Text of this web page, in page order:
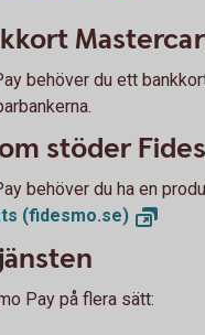
behöver du ett
stöder
behöver du ha en
(fidesmo.se)
Pay på flera sätt: